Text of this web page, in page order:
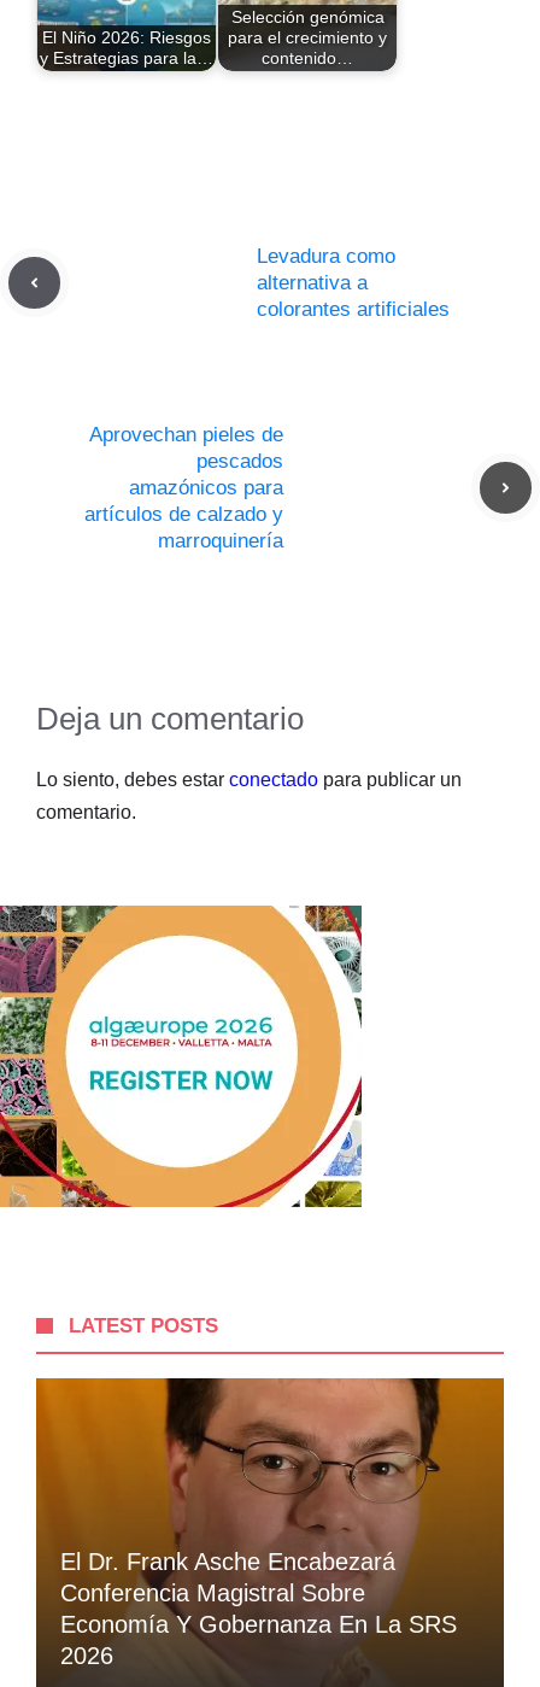
El Niño 2026: Riesgos
y Estrategias para la…
Selección genómica
para el crecimiento y
contenido…
Levadura como
alternativa a
colorantes artificiales
Aprovechan pieles de
pescados
amazónicos para
artículos de calzado y
marroquinería
Deja un comentario
Lo siento, debes estar conectado para publicar un
comentario.
LATEST POSTS
El Dr. Frank Asche Encabezará
Conferencia Magistral Sobre
Economía Y Gobernanza En La SRS
2026